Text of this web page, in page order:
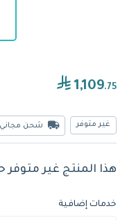
1,109.75
غير متوفر شحن مجاني
هذا المنتج غير متوفر
خدمات إضافية